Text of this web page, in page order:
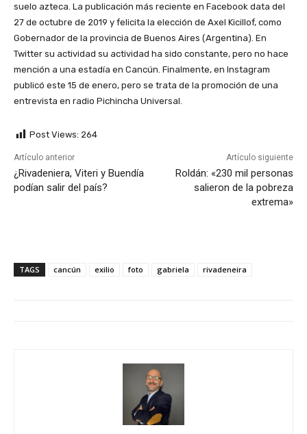
suelo azteca. La publicación más reciente en Facebook data del
27 de octubre de 2019 y felicita la elección de Axel Kicillof, como
Gobernador de la provincia de Buenos Aires (Argentina). En
Twitter su actividad su actividad ha sido constante, pero no hace
mención a una estadía en Cancún. Finalmente, en Instagram
publicó este 15 de enero, pero se trata de la promoción de una
entrevista en radio Pichincha Universal.
Post Views: 264
Artículo anterior
¿Rivadeniera, Viteri y Buendía
podían salir del país?
Artículo siguiente
Roldán: «230 mil personas
salieron de la pobreza
extrema»
TAGS cancún exilio foto gabriela rivadeneira